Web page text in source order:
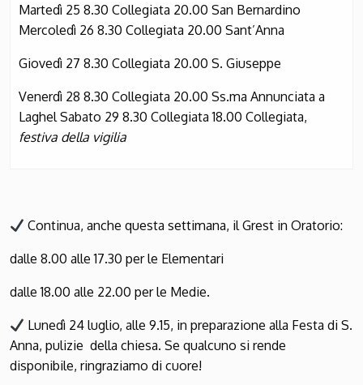
Martedì 25 8.30 Collegiata 20.00 San Bernardino
Mercoledì 26 8.30 Collegiata 20.00 Sant’Anna
Giovedì 27 8.30 Collegiata 20.00 S. Giuseppe
Venerdì 28 8.30 Collegiata 20.00 Ss.ma Annunciata a
Laghel Sabato 29 8.30 Collegiata 18.00 Collegiata,
festiva della vigilia
Continua, anche questa settimana, il Grest in Oratorio:
dalle 8.00 alle 17.30 per le Elementari
dalle 18.00 alle 22.00 per le Medie.
Lunedì 24 luglio, alle 9.15, in preparazione alla Festa di S.
Anna, pulizie della chiesa. Se qualcuno si rende
disponibile, ringraziamo di cuore!